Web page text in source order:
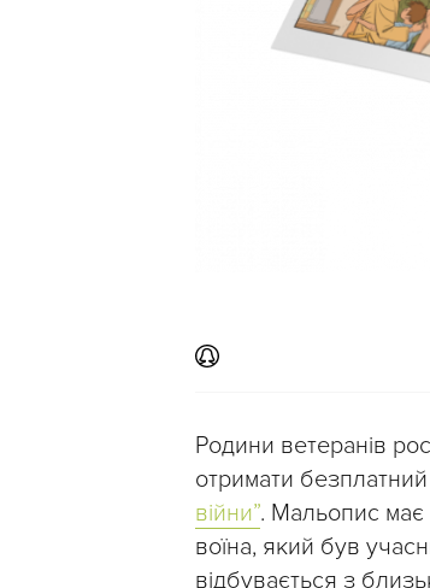
Родини ветеранів
отримати
війни”. Мальопис має
воїна, який був
відбувається з